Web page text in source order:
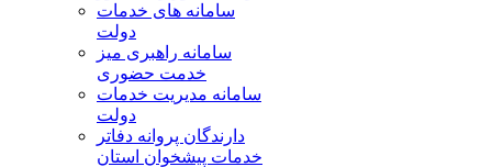
سامانه های خدمات
دولت
سامانه راهبری میز
خدمت حضوری
سامانه مدیریت خدمات
دولت
دارندگان پروانه دفاتر
خدمات پیشخوان استان